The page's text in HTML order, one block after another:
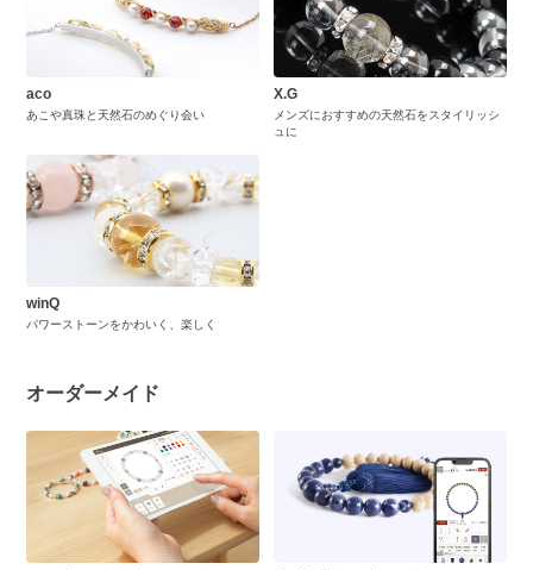
aco
あこや真珠と天然石のめぐり会い
X.G
メンズにおすすめの天然石をスタイリッシ
ュに
winQ
パワーストーンをかわいく、楽しく
オーダーメイド